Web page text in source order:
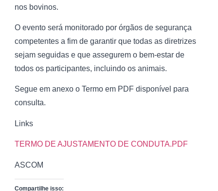
nos bovinos.
O evento será monitorado por órgãos de segurança
competentes a fim de garantir que todas as diretrizes
sejam seguidas e que assegurem o bem-estar de
todos os participantes, incluindo os animais.
Segue em anexo o Termo em PDF disponível para
consulta.
Links
TERMO DE AJUSTAMENTO DE CONDUTA.PDF
ASCOM
Compartilhe isso: